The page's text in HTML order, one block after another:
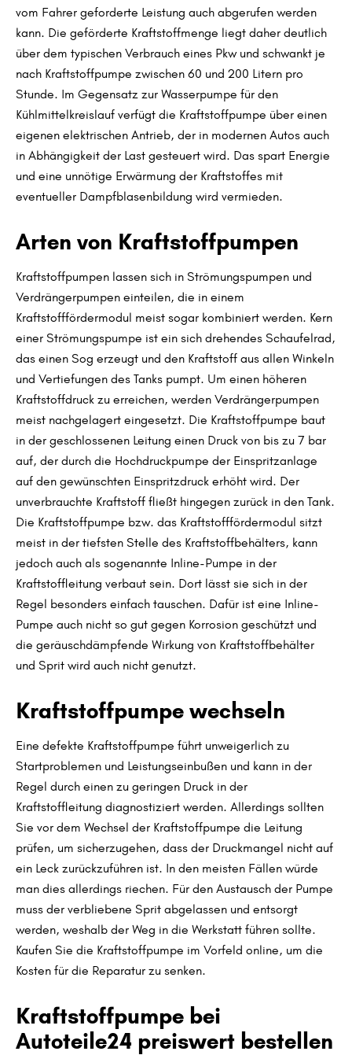
vom Fahrer geforderte Leistung auch abgerufen werden
kann. Die geförderte Kraftstoffmenge liegt daher deutlich
über dem typischen Verbrauch eines Pkw und schwankt je
nach Kraftstoffpumpe zwischen 60 und 200 Litern pro
Stunde. Im Gegensatz zur Wasserpumpe für den
Kühlmittelkreislauf verfügt die Kraftstoffpumpe über einen
eigenen elektrischen Antrieb, der in modernen Autos auch
in Abhängigkeit der Last gesteuert wird. Das spart Energie
und eine unnötige Erwärmung der Kraftstoffes mit
eventueller Dampfblasenbildung wird vermieden.
Arten von Kraftstoffpumpen
Kraftstoffpumpen lassen sich in Strömungspumpen und
Verdrängerpumpen einteilen, die in einem
Kraftstofffördermodul meist sogar kombiniert werden. Kern
einer Strömungspumpe ist ein sich drehendes Schaufelrad,
das einen Sog erzeugt und den Kraftstoff aus allen Winkeln
und Vertiefungen des Tanks pumpt. Um einen höheren
Kraftstoffdruck zu erreichen, werden Verdrängerpumpen
meist nachgelagert eingesetzt. Die Kraftstoffpumpe baut
in der geschlossenen Leitung einen Druck von bis zu 7 bar
auf, der durch die Hochdruckpumpe der Einspritzanlage
auf den gewünschten Einspritzdruck erhöht wird. Der
unverbrauchte Kraftstoff fließt hingegen zurück in den Tank.
Die Kraftstoffpumpe bzw. das Kraftstofffördermodul sitzt
meist in der tiefsten Stelle des Kraftstoffbehälters, kann
jedoch auch als sogenannte Inline-Pumpe in der
Kraftstoffleitung verbaut sein. Dort lässt sie sich in der
Regel besonders einfach tauschen. Dafür ist eine Inline-
Pumpe auch nicht so gut gegen Korrosion geschützt und
die geräuschdämpfende Wirkung von Kraftstoffbehälter
und Sprit wird auch nicht genutzt.
Kraftstoffpumpe wechseln
Eine defekte Kraftstoffpumpe führt unweigerlich zu
Startproblemen und Leistungseinbußen und kann in der
Regel durch einen zu geringen Druck in der
Kraftstoffleitung diagnostiziert werden. Allerdings sollten
Sie vor dem Wechsel der Kraftstoffpumpe die Leitung
prüfen, um sicherzugehen, dass der Druckmangel nicht auf
ein Leck zurückzuführen ist. In den meisten Fällen würde
man dies allerdings riechen. Für den Austausch der Pumpe
muss der verbliebene Sprit abgelassen und entsorgt
werden, weshalb der Weg in die Werkstatt führen sollte.
Kaufen Sie die Kraftstoffpumpe im Vorfeld online, um die
Kosten für die Reparatur zu senken.
Kraftstoffpumpe bei
Autoteile24 preiswert bestellen